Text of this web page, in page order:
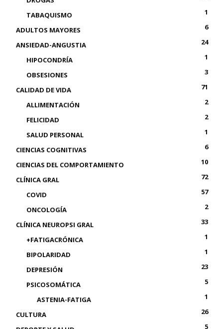
TABAQUISMO
1
ADULTOS MAYORES
6
ANSIEDAD-ANGUSTIA
24
HIPOCONDRÍA
1
OBSESIONES
3
CALIDAD DE VIDA
71
ALLIMENTACIÓN
2
FELICIDAD
2
SALUD PERSONAL
1
CIENCIAS COGNITIVAS
6
CIENCIAS DEL COMPORTAMIENTO
10
CLÍNICA GRAL
72
COVID
57
ONCOLOGÍA
2
CLÍNICA NEUROPSI GRAL
33
+FATIGACRÓNICA
1
BIPOLARIDAD
1
DEPRESIÓN
23
PSICOSOMÁTICA
5
ASTENIA-FATIGA
1
CULTURA
26
5